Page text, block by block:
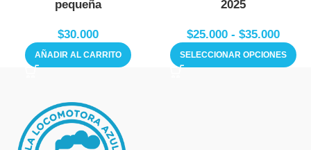
pequeña
$30.000
AÑADIR AL CARRITO
2025
$25.000 - $35.000
SELECCIONAR OPCIONES